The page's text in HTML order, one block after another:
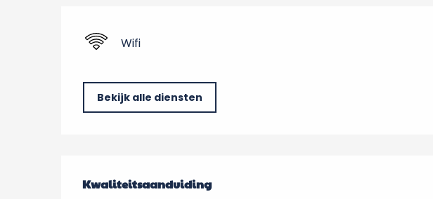
Wifi
Bekijk alle diensten
Dienstverlening
Kwaliteitsaanduiding
Kwaliteitsaanduiding